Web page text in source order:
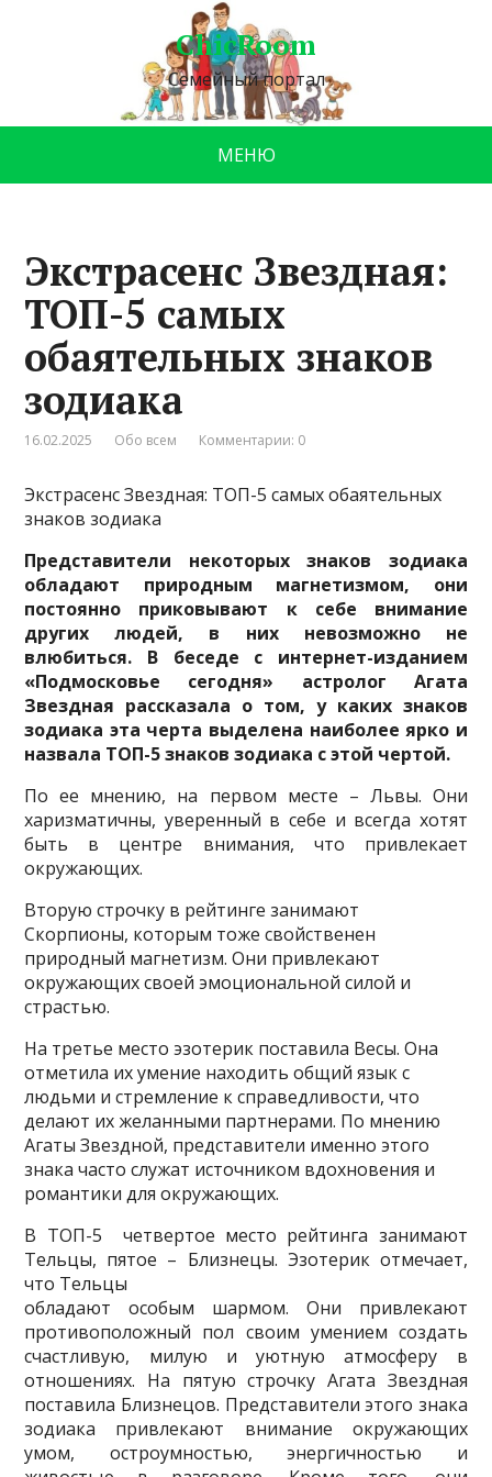
ChicRoom
Семейный портал
МЕНЮ
Экстрасенс Звездная:
ТОП-5 самых
обаятельных знаков
зодиака
16.02.2025 Обо всем Комментарии: 0
Экстрасенс Звездная: ТОП-5 самых обаятельных
знаков зодиака
Представители некоторых знаков зодиака
обладают природным магнетизмом, они
постоянно приковывают к себе внимание
других людей, в них невозможно не
влюбиться. В беседе с интернет-изданием
«Подмосковье сегодня» астролог Агата
Звездная рассказала о том, у каких знаков
зодиака эта черта выделена наиболее ярко и
назвала ТОП-5 знаков зодиака с этой чертой.
По ее мнению, на первом месте – Львы. Они
харизматичны, уверенный в себе и всегда хотят
быть в центре внимания, что привлекает
окружающих.
Вторую строчку в рейтинге занимают
Скорпионы, которым тоже свойственен
природный магнетизм. Они привлекают
окружающих своей эмоциональной силой и
страстью.
На третье место эзотерик поставила Весы. Она
отметила их умение находить общий язык с
людьми и стремление к справедливости, что
делают их желанными партнерами. По мнению
Агаты Звездной, представители именно этого
знака часто служат источником вдохновения и
романтики для окружающих.
В ТОП-5 четвертое место рейтинга занимают
Тельцы, пятое – Близнецы. Эзотерик отмечает,
что Тельцы
обладают особым шармом. Они привлекают
противоположный пол своим умением создать
счастливую, милую и уютную атмосферу в
отношениях. На пятую строчку Агата Звездная
поставила Близнецов. Представители этого знака
зодиака привлекают внимание окружающих
умом, остроумностью, энергичностью и